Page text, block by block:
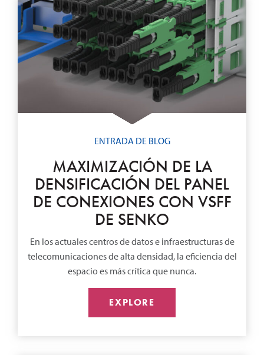
ENTRADA DE BLOG
MAXIMIZACIÓN DE LA
DENSIFICACIÓN DEL PANEL
DE CONEXIONES CON VSFF
DE SENKO
En los actuales centros de datos e infraestructuras de
telecomunicaciones de alta densidad, la eficiencia del
espacio es más crítica que nunca.
EXPLORE